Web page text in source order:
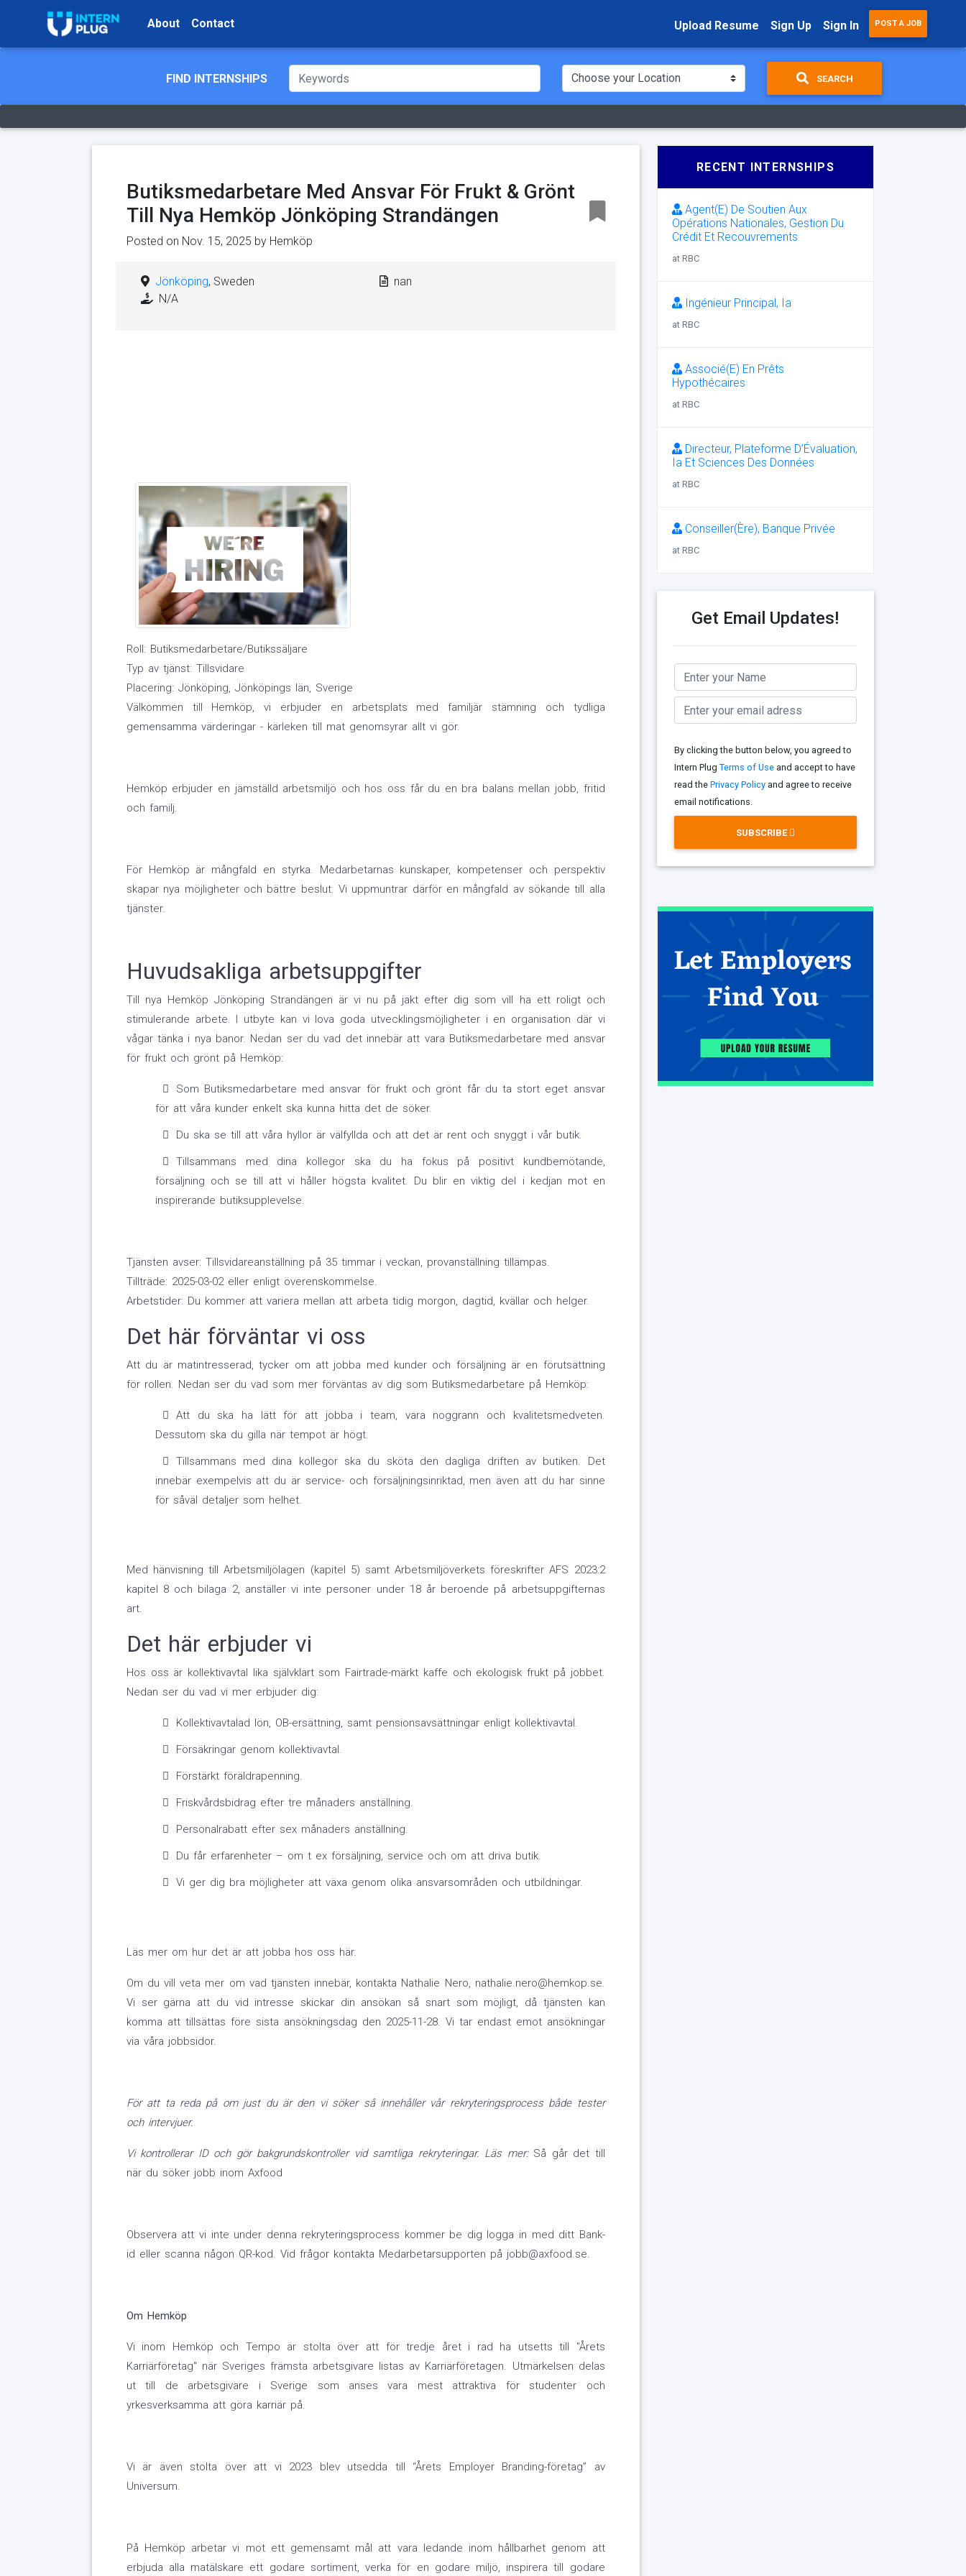
About Contact Upload Resume Sign Up Sign In POST A JOB
FIND INTERNSHIPS SEARCH
Butiksmedarbetare Med Ansvar För Frukt & Grönt
Till Nya Hemköp Jönköping Strandängen
Posted on Nov. 15, 2025 by Hemköp
Jönköping, Sweden
N/A
nan
Roll: Butiksmedarbetare/Butikssäljare
Typ av tjänst: Tillsvidare
Placering: Jönköping, Jönköpings län, Sverige
Välkommen till Hemköp, vi erbjuder en arbetsplats med familjär stämning och tydliga
gemensamma värderingar - kärleken till mat genomsyrar allt vi gör.
Hemköp erbjuder en jämställd arbetsmiljö och hos oss får du en bra balans mellan jobb, fritid
och familj.
För Hemköp är mångfald en styrka. Medarbetarnas kunskaper, kompetenser och perspektiv
skapar nya möjligheter och bättre beslut. Vi uppmuntrar därför en mångfald av sökande till alla
tjänster.
Huvudsakliga arbetsuppgifter
Till nya Hemköp Jönköping Strandängen är vi nu på jakt efter dig som vill ha ett roligt och
stimulerande arbete. I utbyte kan vi lova goda utvecklingsmöjligheter i en organisation där vi
vågar tänka i nya banor. Nedan ser du vad det innebär att vara Butiksmedarbetare med ansvar
för frukt och grönt på Hemköp:
Som Butiksmedarbetare med ansvar för frukt och grönt får du ta stort eget ansvar
för att våra kunder enkelt ska kunna hitta det de söker.
Du ska se till att våra hyllor är välfyllda och att det är rent och snyggt i vår butik.
Tillsammans med dina kollegor ska du ha fokus på positivt kundbemötande,
försäljning och se till att vi håller högsta kvalitet. Du blir en viktig del i kedjan mot en
inspirerande butiksupplevelse.
Tjänsten avser: Tillsvidareanställning på 35 timmar i veckan, provanställning tillämpas.
Tillträde: 2025-03-02 eller enligt överenskommelse.
Arbetstider: Du kommer att variera mellan att arbeta tidig morgon, dagtid, kvällar och helger.
Det här förväntar vi oss
Att du är matintresserad, tycker om att jobba med kunder och försäljning är en förutsättning
för rollen. Nedan ser du vad som mer förväntas av dig som Butiksmedarbetare på Hemköp:
Att du ska ha lätt för att jobba i team, vara noggrann och kvalitetsmedveten.
Dessutom ska du gilla när tempot är högt.
Tillsammans med dina kollegor ska du sköta den dagliga driften av butiken. Det
innebär exempelvis att du är service- och försäljningsinriktad, men även att du har sinne
för såväl detaljer som helhet.
Med hänvisning till Arbetsmiljölagen (kapitel 5) samt Arbetsmiljöverkets föreskrifter AFS 2023:2
kapitel 8 och bilaga 2, anställer vi inte personer under 18 år beroende på arbetsuppgifternas
art.
Det här erbjuder vi
Hos oss är kollektivavtal lika självklart som Fairtrade-märkt kaffe och ekologisk frukt på jobbet.
Nedan ser du vad vi mer erbjuder dig:
Kollektivavtalad lön, OB-ersättning, samt pensionsavsättningar enligt kollektivavtal.
Försäkringar genom kollektivavtal.
Förstärkt föräldrapenning.
Friskvårdsbidrag efter tre månaders anställning.
Personalrabatt efter sex månaders anställning.
Du får erfarenheter – om t ex försäljning, service och om att driva butik.
Vi ger dig bra möjligheter att växa genom olika ansvarsområden och utbildningar.
Läs mer om hur det är att jobba hos oss här.
Om du vill veta mer om vad tjänsten innebär, kontakta Nathalie Nero, nathalie.nero@hemkop.se.
Vi ser gärna att du vid intresse skickar din ansökan så snart som möjligt, då tjänsten kan
komma att tillsättas före sista ansökningsdag den 2025-11-28. Vi tar endast emot ansökningar
via våra jobbsidor.
För att ta reda på om just du är den vi söker så innehåller vår rekryteringsprocess både tester
och intervjuer.
Vi kontrollerar ID och gör bakgrundskontroller vid samtliga rekryteringar. Läs mer: Så går det till
när du söker jobb inom Axfood
Observera att vi inte under denna rekryteringsprocess kommer be dig logga in med ditt Bank-
id eller scanna någon QR-kod. Vid frågor kontakta Medarbetarsupporten på jobb@axfood.se.
Om Hemköp
Vi inom Hemköp och Tempo är stolta över att för tredje året i rad ha utsetts till "Årets
Karriärföretag" när Sveriges främsta arbetsgivare listas av Karriärföretagen. Utmärkelsen delas
ut till de arbetsgivare i Sverige som anses vara mest attraktiva för studenter och
yrkesverksamma att göra karriär på.
Vi är även stolta över att vi 2023 blev utsedda till “Årets Employer Branding-företag” av
Universum.
På Hemköp arbetar vi mot ett gemensamt mål att vara ledande inom hållbarhet genom att
erbjuda alla matälskare ett godare sortiment, verka för en godare miljö, inspirera till godare
RECENT INTERNSHIPS
Agent(E) De Soutien Aux
Opérations Nationales, Gestion Du
Crédit Et Recouvrements
at RBC
Ingénieur Principal, Ia
at RBC
Associé(E) En Prêts
Hypothécaires
at RBC
Directeur, Plateforme D’Évaluation,
Ia Et Sciences Des Données
at RBC
Conseiller(Ère), Banque Privée
at RBC
Get Email Updates!
By clicking the button below, you agreed to
Intern Plug Terms of Useand accept to have
read the Privacy Policyand agree to receive
email notifications.
SUBSCRIBE